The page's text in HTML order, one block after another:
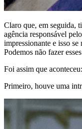
Claro que, em seguida,
agência responsável
impressionante e isso
Podemos não fazer
Foi assim que aconteceu:
Primeiro, houve uma